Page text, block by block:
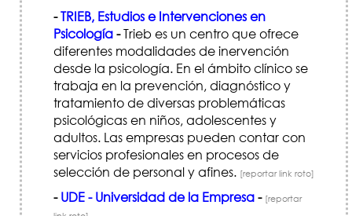
-TRIEB, Estudios e Intervenciones en
Psicología-Trieb es un centro que ofrece
diferentes modalidades de inervención
desde la psicología. En el ámbito clínico se
trabaja en la prevención, diagnóstico y
tratamiento de diversas problemáticas
psicológicas en niños, adolescentes y
adultos. Las empresas pueden contar con
servicios profesionales en procesos de
selección de personal y afines. [reportar link roto]
- UDE - Universidad de la Empresa- [reportar